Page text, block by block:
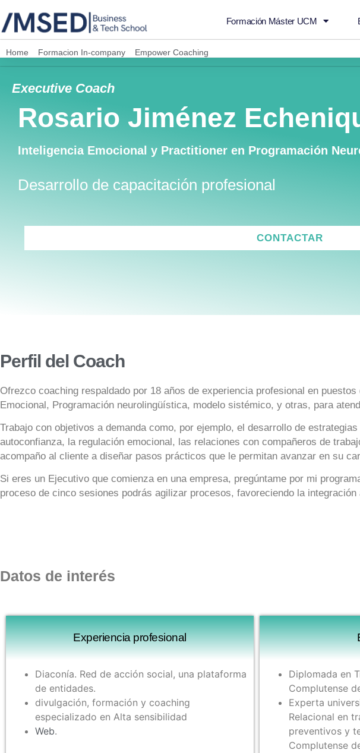
Formación Máster UCM
Home Formacion In-company Empower Coaching
Executive Coach
Rosario Jiménez
Inteligencia Emocional y Practitioner en Programación
Desarrollo de capacitación profesional
CONTACTAR
Perfil del Coach
Ofrezco coaching respaldado por 18 años de experiencia profesional en
Emocional, Programación neurolingüística, modelo sistémico, y otras, para
Trabajo con objetivos a demanda como, por ejemplo, el desarrollo de
autoconfianza, la regulación emocional, las relaciones con compañeros de
acompaño al cliente a diseñar pasos prácticos que le permitan avanzar en su
Si eres un Ejecutivo que comienza en una empresa, pregúntame por mi
proceso de cinco sesiones podrás agilizar procesos, favoreciendo la integración
Datos de interés
Experiencia profesional
Diaconía. Red de acción social, una plataforma
de entidades.
divulgación, formación y coaching
especializado en Alta sensibilidad
Web.
Diplomada en
Complutense
Experta
Relacional en
preventivos y
Complutense